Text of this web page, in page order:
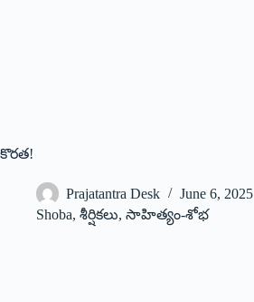
కొరత!
Prajatantra Desk
June 6, 2025
Shoba, శీర్షికలు, సాహిత్యం-శోభ